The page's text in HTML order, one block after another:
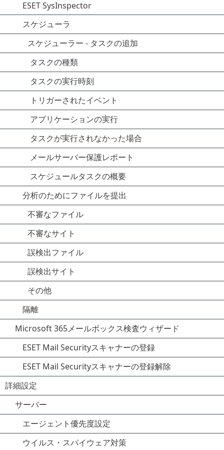
ESET SysInspector
スケジューラ
スケジューラー - タスクの追加
タスクの種類
タスクの実行時刻
トリガーされたイベント
アプリケーションの実行
タスクが実行されなかった場合
メールサーバー保護レポート
スケジュールタスクの概要
分析のためにファイルを提出
不審なファイル
不審なサイト
誤検出ファイル
誤検出サイト
その他
隔離
Microsoft 365メールボックス検査ウィザード
ESET Mail Securityスキャナーの登録
ESET Mail Securityスキャナーの登録解除
詳細設定
サーバー
エージェント優先度設定
ウイルス・スパイウェア対策